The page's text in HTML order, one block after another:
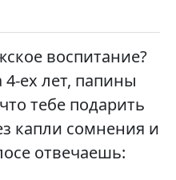
воспитание?
ех лет, папины
тебе подарить
капли сомнения и
отвечаешь: